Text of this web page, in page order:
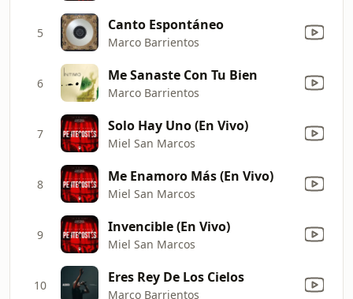
5 Canto Espontáneo
Marco Barrientos
6 Me Sanaste Con Tu Bien
Marco Barrientos
7 Solo Hay Uno (En Vivo)
Miel San Marcos
8 Me Enamoro Más (En Vivo)
Miel San Marcos
9 Invencible (En Vivo)
Miel San Marcos
10 Eres Rey De Los Cielos
Marco Barrientos